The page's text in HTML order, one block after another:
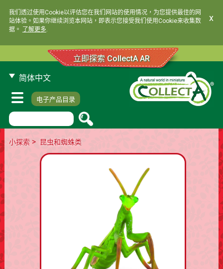
我们透过使用Cookie以评估您在我们网站的使用情况，为您提供最佳的网
站体验。如果你继续浏览本网站，即表示您接受我们使用Cookie来收集数
据。
了解更多.
x
立即探索 CollectA AR
简体中文
电子产品目录
小探索 > 昆虫和蜘蛛类